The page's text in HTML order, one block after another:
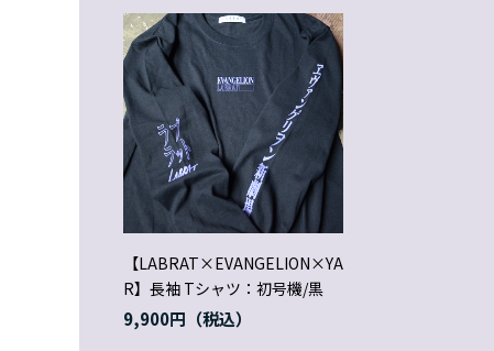
【LABRAT×EVANGELION×YA
R】長袖 Tシャツ：初号機/黒
9,900円